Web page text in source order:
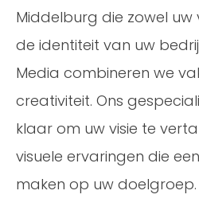
Middelburg die zowel
de identiteit van uw
Media combineren we
creativiteit. Ons
klaar om uw visie te
visuele ervaringen die
maken op uw doelgroep.